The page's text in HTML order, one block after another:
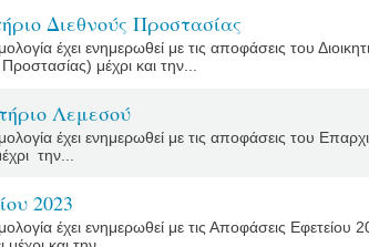
Διεθνούς Προστασίας
έχει ενημερωθεί με τις αποφάσεις του
μέχρι και την...
Λεμεσού
έχει ενημερωθεί με τις αποφάσεις του
την...
2023
έχει ενημερωθεί με τις Αποφάσεις Εφετείου